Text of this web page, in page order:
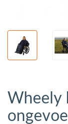
Wheely